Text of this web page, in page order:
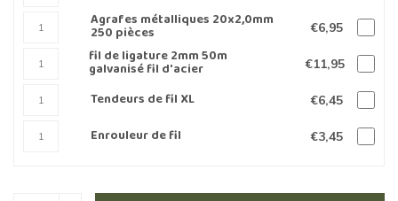
Agrafes métalliques 20x2,0mm
250 pièces €6,95
fil de ligature 2mm 50m
galvanisé fil d'acier €11,95
Tendeurs de fil XL €6,45
Enrouleur de fil €3,45